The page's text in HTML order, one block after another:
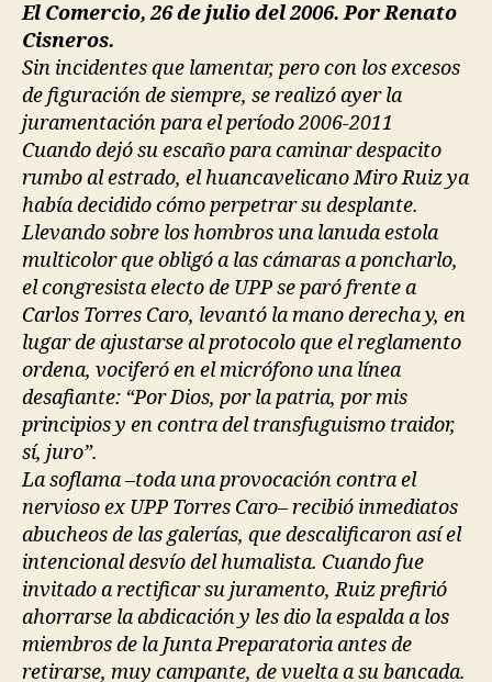
El Comercio, 26 de julio del 2006. Por Renato
Cisneros.
Sin incidentes que lamentar, pero con los excesos
de figuración de siempre, se realizó ayer la
juramentación para el período 2006-2011
Cuando dejó su escaño para caminar despacito
rumbo al estrado, el huancavelicano Miro Ruiz ya
había decidido cómo perpetrar su desplante.
Llevando sobre los hombros una lanuda estola
multicolor que obligó a las cámaras a poncharlo,
el congresista electo de UPP se paró frente a
Carlos Torres Caro, levantó la mano derecha y, en
lugar de ajustarse al protocolo que el reglamento
ordena, vociferó en el micrófono una línea
desafiante: “Por Dios, por la patria, por mis
principios y en contra del transfuguismo traidor,
sí, juro”.
La soflama –toda una provocación contra el
nervioso ex UPP Torres Caro– recibió inmediatos
abucheos de las galerías, que descalificaron así el
intencional desvío del humalista. Cuando fue
invitado a rectificar su juramento, Ruiz prefirió
ahorrarse la abdicación y les dio la espalda a los
miembros de la Junta Preparatoria antes de
retirarse, muy campante, de vuelta a su bancada.